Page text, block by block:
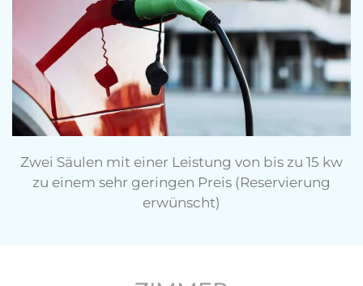
Zwei Säulen mit einer Leistung von bis zu 15 kw
zu einem sehr geringen Preis (Reservierung
erwünscht)